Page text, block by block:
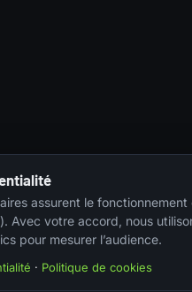
assurent le fonctionnement
Avec votre accord, nous
pour mesurer l’audience.
· Politique de cookies